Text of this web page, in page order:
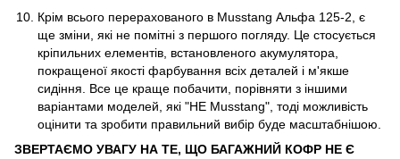
Крім всього перерахованого в Musstang Альфа 125-2, є
ще зміни, які не помітні з першого погляду. Це стосується
кріпильних елементів, встановленого акумулятора,
покращеної якості фарбування всіх деталей і м'якше
сидіння. Все це краще побачити, порівняти з іншими
варіантами моделей, які "НЕ Musstang", тоді можливість
оцінити та зробити правильний вибір буде масштабнішою.
ЗВЕРТАЄМО УВАГУ НА ТЕ, ЩО БАГАЖНИЙ КОФР НЕ Є